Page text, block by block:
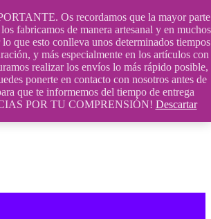
Os recordamos que la mayor parte
fabricamos de manera artesanal y en muchos
que esto conlleva unos determinados tiempos
y más especialmente en los artículos con
realizar los envíos lo más rápido posible,
ponerte en contacto con nosotros antes de
que te informemos del tiempo de entrega
POR TU COMPRENSIÓN! Descartar
10:00 a 14:00